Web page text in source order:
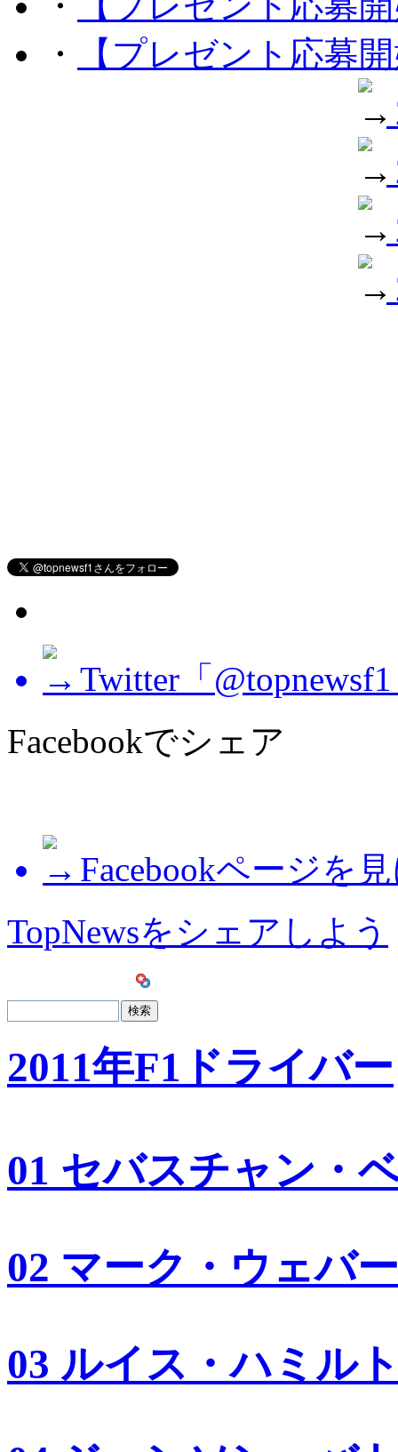
・
【プレゼント応募
Twitter「
Facebookでシェア
Facebookページを
TopNewsをシェアしよう
2011年F1ドライバー
01 セバスチャン・
02 マーク・ウェバー
03 ルイス・ハミル